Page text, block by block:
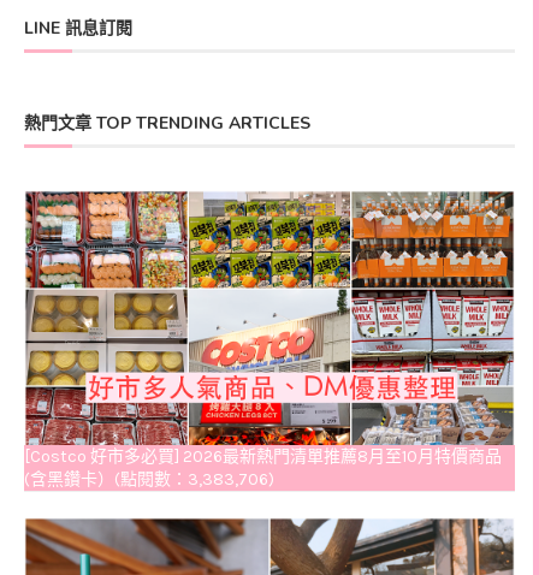
LINE 訊息訂閱
熱門文章 TOP TRENDING ARTICLES
[Costco 好市多必買] 2026最新熱門清單推薦8月至10月特價商品
(含黑鑽卡）(點閱數：3,383,706)